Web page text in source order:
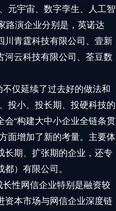
元宇宙、数字孪生、人工智
路演企业分别是，英诺达
川青霆科技有限公司、壹新
河云科技有限公司、荃豆数
仅延续了过去好的做法和
投小、投长期、投硬科技的
会“构建大中小企业全链条贯
面增加了新的考量。主要体
长期、扩张期的企业，还专
）有限公司。
性网信企业特别是融资较
资本市场与网信企业深度链